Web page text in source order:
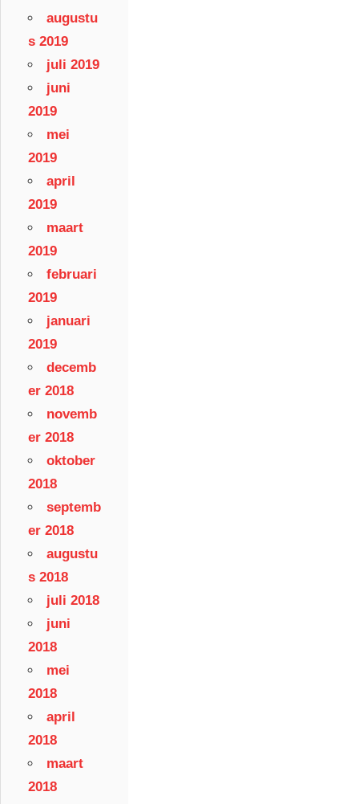
augustu
s 2019
juli 2019
juni
2019
mei
2019
april
2019
maart
2019
februari
2019
januari
2019
decemb
er 2018
novemb
er 2018
oktober
2018
septemb
er 2018
augustu
s 2018
juli 2018
juni
2018
mei
2018
april
2018
maart
2018